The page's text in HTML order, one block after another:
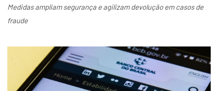
Medidas ampliam segurança e agilizam devolução em casos de
fraude